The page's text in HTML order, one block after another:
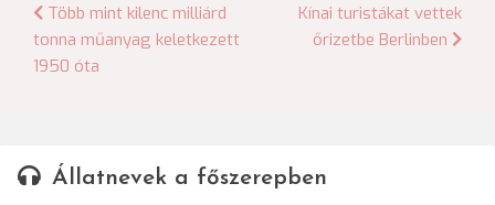
Bejegyzés
navigáció
Több mint kilenc milliárd
tonna műanyag keletkezett
1950 óta
Kínai turistákat vettek
őrizetbe Berlinben
Állatnevek a főszerepben